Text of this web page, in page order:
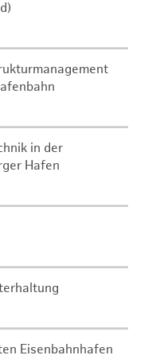
in der
Hafen
Eisenbahnhafen